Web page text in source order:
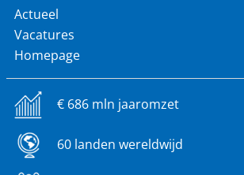
Actueel
Vacatures
Homepage
€ 686 mln jaaromzet
60 landen wereldwijd